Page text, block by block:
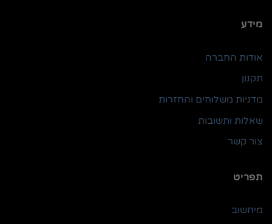
מידע
אודות החברה
תקנון
מדניות משלוחים והחזרות
שאלות ותשובות
צור קשר
תפריט
מיחשוב